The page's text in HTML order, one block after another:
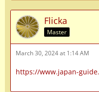
Flicka
Master
March 30, 2024 at 1:14 AM
https://www.japan-